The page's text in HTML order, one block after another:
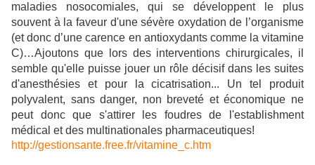
maladies nosocomiales, qui se développent le plus
souvent à la faveur d'une sévère oxydation de l’organisme
(et donc d’une carence en antioxydants comme la vitamine
C)…Ajoutons que lors des interventions chirurgicales, il
semble qu'elle puisse jouer un rôle décisif dans les suites
d'anesthésies et pour la cicatrisation... Un tel produit
polyvalent, sans danger, non breveté et économique ne
peut donc que s'attirer les foudres de l'establishment
médical et des multinationales pharmaceutiques!
http://gestionsante.free.fr/vitamine_c.htm